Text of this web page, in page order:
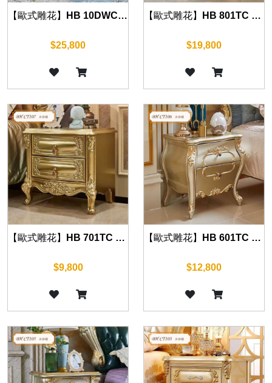
【歐式雕花】HB 10DWC 床尾凳 (華麗金)
$25,800
【歐式雕花】HB 801TC 床頭櫃 (華麗金) 70cm
$19,800
【歐式雕花】HB 701TC 床頭櫃 (華麗金) 55cm
$9,800
【歐式雕花】HB 601TC 床頭櫃 (華麗金) 60cm
$12,800